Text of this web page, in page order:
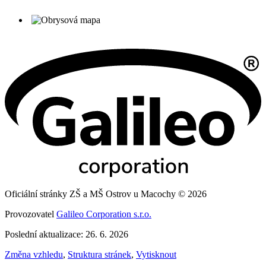
Oficiální stránky ZŠ a MŠ Ostrov u Macochy © 2026
Provozovatel Galileo Corporation s.r.o.
Poslední aktualizace: 26. 6. 2026
Změna vzhledu, Struktura stránek, Vytisknout